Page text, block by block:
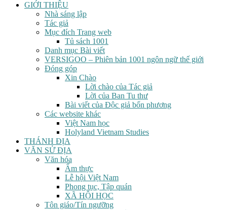
GIỚI THIỆU
Nhà sáng lập
Tác giả
Mục đích Trang web
Tủ sách 1001
Danh mục Bài viết
VERSIGOO – Phiên bản 1001 ngôn ngữ thế giới
Đóng góp
Xin Chào
Lời chào của Tác giả
Lời của Ban Tu thư
Bài viết của Độc giả bốn phương
Các website khác
Việt Nam học
Holyland Vietnam Studies
THÁNH ĐỊA
VĂN SỬ ĐỊA
Văn hóa
Ẩm thực
Lễ hội Việt Nam
Phong tục, Tập quán
XÃ HỘI HỌC
Tôn giáo/Tín ngưỡng